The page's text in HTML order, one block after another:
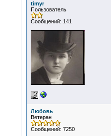
timyr
Пользователь
Сообщений: 141
Любовь
Ветеран
Сообщений: 7250